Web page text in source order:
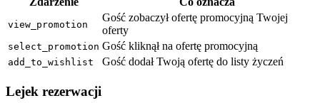
view_promotion
Gość zobaczył ofertę promocyjną Twojej
oferty
select_promotion Gość kliknął na ofertę promocyjną
add_to_wishlist Gość dodał Twoją ofertę do listy życzeń
Lejek rezerwacji